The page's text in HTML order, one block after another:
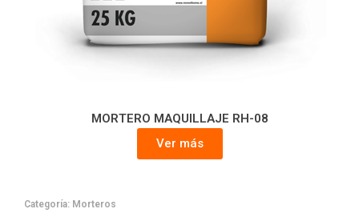
MORTERO MAQUILLAJE RH-08
Ver más
Categoría: Morteros